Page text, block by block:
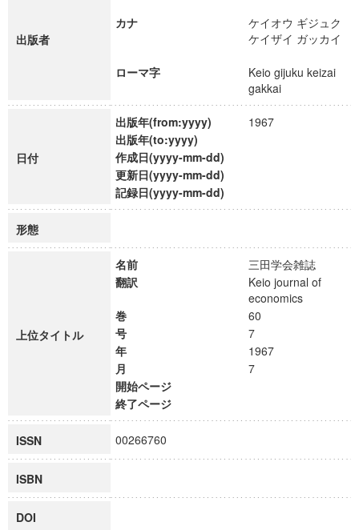
出版者
カナ
ケイオウ ギジュク
ケイザイ ガッカイ
ローマ字
Keio gijuku keizai
gakkai
日付
出版年(from:yyyy)
1967
出版年(to:yyyy)
作成日(yyyy-mm-dd)
更新日(yyyy-mm-dd)
記録日(yyyy-mm-dd)
形態
上位タイトル
名前
三田学会雑誌
翻訳
Keio journal of
economics
巻
60
号
7
年
1967
月
7
開始ページ
終了ページ
ISSN 00266760
ISBN
DOI